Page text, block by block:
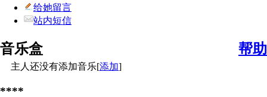
给她留言
站内短信
帮助
音乐盒
主人还没有添加音乐[添加]
****